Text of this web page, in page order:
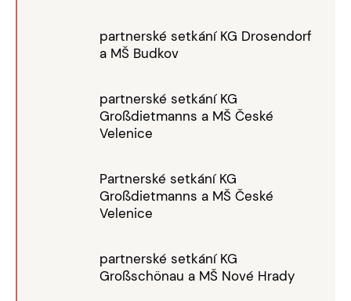
partnerské setkání KG Drosendorf
a MŠ Budkov
partnerské setkání KG
Großdietmanns a MŠ České
Velenice
Partnerské setkání KG
Großdietmanns a MŠ České
Velenice
partnerské setkání KG
Großschönau a MŠ Nové Hrady